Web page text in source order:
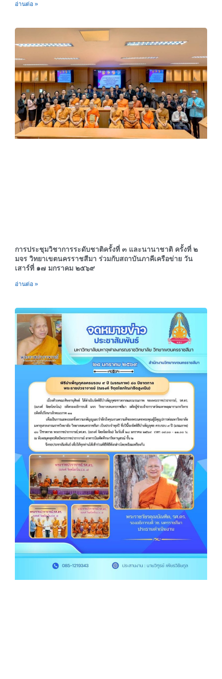
อ่านต่อ »
การประชุมวิชาการระดับชาติครั้งที่ ๓ และนานาชาติ ครั้งที่ ๒
มจร วิทยาเขตนครราชสีมา ร่วมกับสถาบันภาคีเครือข่าย วัน
เสาร์ที่ ๑๗ มกราคม ๒๕๖๙
อ่านต่อ »